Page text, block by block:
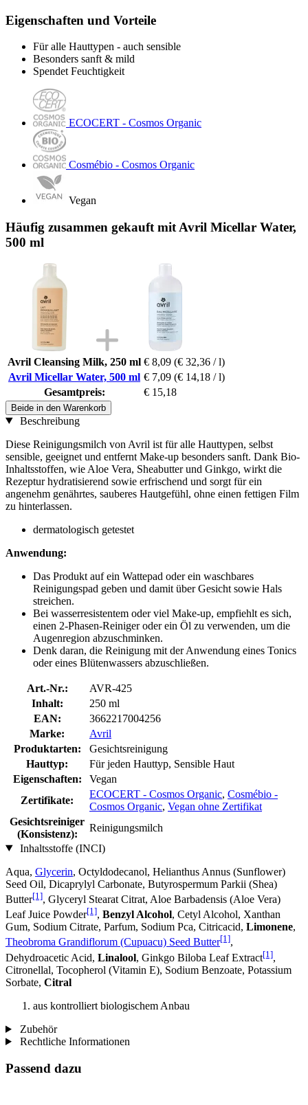
Eigenschaften und Vorteile
Für alle Hauttypen - auch sensible
Besonders sanft & mild
Spendet Feuchtigkeit
ECOCERT - Cosmos Organic
Cosmébio - Cosmos Organic
Vegan
Häufig zusammen gekauft mit Avril Micellar Water,
500 ml
Avril Cleansing Milk, 250 ml € 8,09 (€ 32,36 / l)
Avril Micellar Water, 500 ml € 7,09 (€ 14,18 / l)
Gesamtpreis:
€ 15,18
Beide in den Warenkorb
Beschreibung
Diese Reinigungsmilch von Avril ist für alle Hauttypen, selbst
sensible, geeignet und entfernt Make-up besonders sanft. Dank Bio-
Inhaltsstoffen, wie Aloe Vera, Sheabutter und Ginkgo, wirkt die
Rezeptur hydratisierend sowie erfrischend und sorgt für ein
angenehm genährtes, sauberes Hautgefühl, ohne einen fettigen Film
zu hinterlassen.
dermatologisch getestet
Anwendung:
Das Produkt auf ein Wattepad oder ein waschbares
Reinigungspad geben und damit über Gesicht sowie Hals
streichen.
Bei wasserresistentem oder viel Make-up, empfiehlt es sich,
einen 2-Phasen-Reiniger oder ein Öl zu verwenden, um die
Augenregion abzuschminken.
Denk daran, die Reinigung mit der Anwendung eines Tonics
oder eines Blütenwassers abzuschließen.
Art.-Nr.:
AVR-425
Inhalt:
250 ml
EAN:
3662217004256
Marke:
Avril
Produktarten:
Gesichtsreinigung
Hauttyp:
Für jeden Hauttyp, Sensible Haut
Eigenschaften:
Vegan
Zertifikate:
ECOCERT - Cosmos Organic, Cosmébio -
Cosmos Organic, Vegan ohne Zertifikat
Gesichtsreiniger
(Konsistenz):
Reinigungsmilch
Inhaltsstoffe (INCI)
Aqua, Glycerin, Octyldodecanol, Helianthus Annus (Sunflower)
Seed Oil, Dicaprylyl Carbonate, Butyrospermum Parkii (Shea)
Butter[1], Glyceryl Stearat Citrat, Aloe Barbadensis (Aloe Vera)
Leaf Juice Powder[1], Benzyl Alcohol, Cetyl Alcohol, Xanthan
Gum, Sodium Citrate, Parfum, Sodium Pca, Citricacid, Limonene,
Theobroma Grandiflorum (Cupuacu) Seed Butter[1],
Dehydroacetic Acid, Linalool, Ginkgo Biloba Leaf Extract[1],
Citronellal, Tocopherol (Vitamin E), Sodium Benzoate, Potassium
Sorbate, Citral
aus kontrolliert biologischem Anbau
Zubehör
Rechtliche Informationen
Passend dazu